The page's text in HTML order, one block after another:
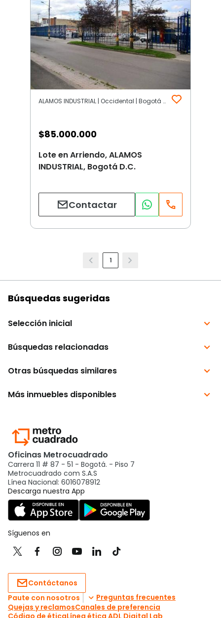
ALAMOS INDUSTRIAL | Occidental | Bogotá D.C.
$85.000.000
Lote en Arriendo, ALAMOS
INDUSTRIAL, Bogotá D.C.
Contactar
1